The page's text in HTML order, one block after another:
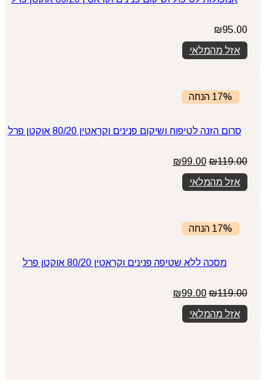
₪95.00
אזל מהמלאי
17% הנחה
סרום הזנה לטיפוח ושיקום פנינים וקראטין 80/20 אוקטן פרל
₪119.00
המחיר
המקורי
היה:
₪119.00.
₪99.00
אזל מהמלאי
17% הנחה
מסכה ללא שטיפה פנינים וקראטין 80/20 אוקטן פרל
₪119.00
המחיר
המקורי
היה:
₪119.00.
₪99.00
אזל מהמלאי